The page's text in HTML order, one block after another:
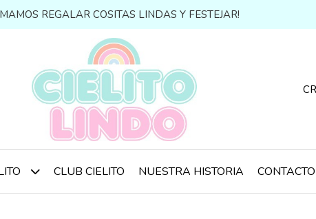
REGALAR COSITAS LINDAS Y FESTEJAR!
CLUB CIELITO NUESTRA HISTORIA CONTACTO